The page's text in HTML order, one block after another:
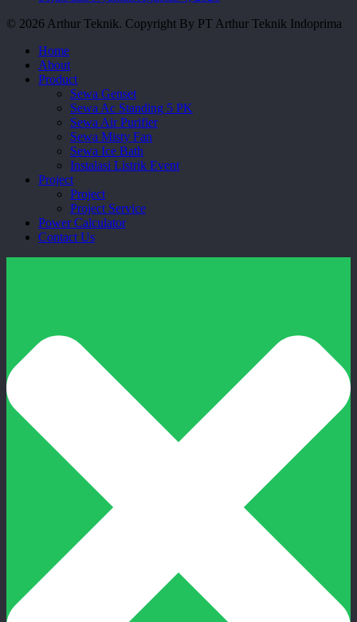
© 2026 Arthur Teknik. Copyright By PT Arthur Teknik Indoprima
Close
Menu
Home
About
Product
Sewa Genset
Sewa Ac Standing 5 PK
Sewa Air Purifier
Sewa Misty Fan
Sewa Ice Bath
Instalasi Listrik Event
Project
Project
Project Service
Power Calculator
Contact Us